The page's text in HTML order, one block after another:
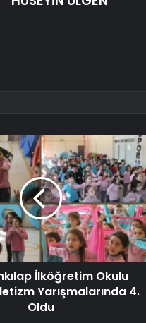
İlköğretim Okulu
Yarışmalarında 4.
Oldu